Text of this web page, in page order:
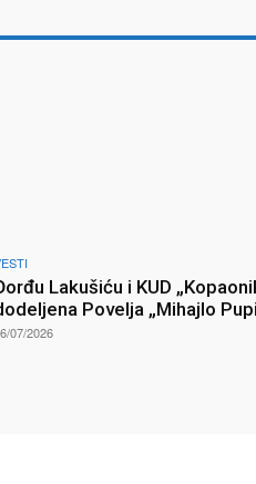
Lakušiću i KUD
Povelja „Mihajlo
07/2026